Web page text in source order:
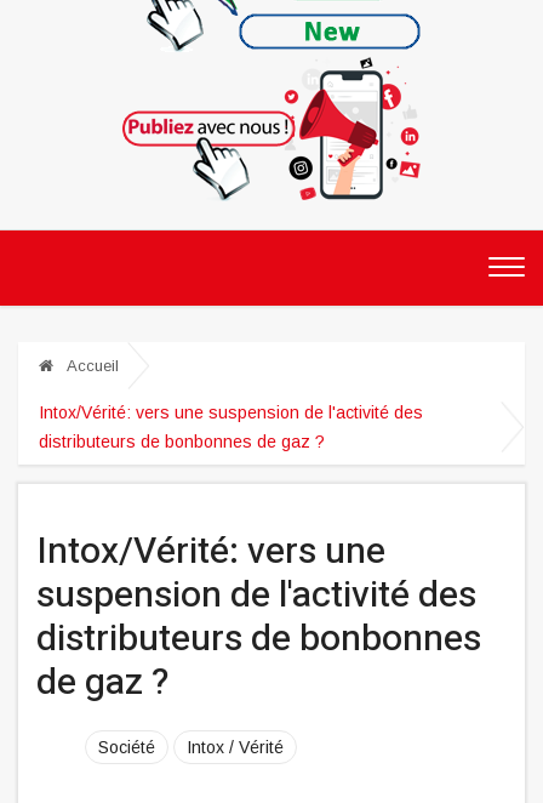
Accueil
Intox/Vérité: vers une suspension de l'activité des
distributeurs de bonbonnes de gaz ?
Intox/Vérité: vers une
suspension de l'activité des
distributeurs de bonbonnes
de gaz ?
Société Intox / Vérité